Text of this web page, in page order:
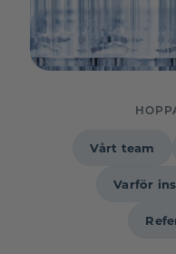
Vårt team
Varför